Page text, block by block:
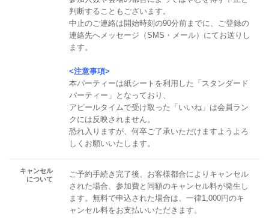
判断することもございます。
中止のご連絡は開始時刻の90分前までに、ご登録の
連絡先へメッセージ（SMS・メール）にてお送りし
ます。
<注意事項>
本パーティーは紙シートを利用した「スタンダード
パーティー」となっており、
アピールタイムで受け取った「いいね」は会員ラン
クには反映されません。
恐れ入りますが、何卒ご了承いただけますようよろ
しくお願いいたします。
キャンセル
について
ご予約手続き完了後、お客様都合によりキャンセル
された場合、参加費と同額のキャンセル料が発生し
ます。無料で申込された場合は、一律1,000円のキ
ャンセル料をお支払いいただきます。